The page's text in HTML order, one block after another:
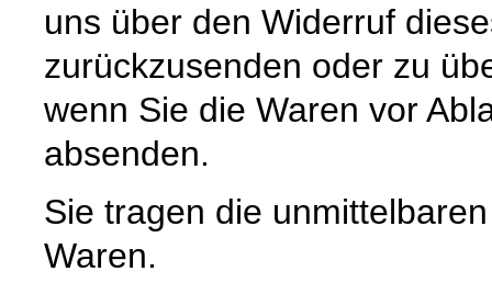
uns über den Widerruf
zurückzusenden oder zu
wenn Sie die Waren vor
absenden.
Sie tragen die
Waren.